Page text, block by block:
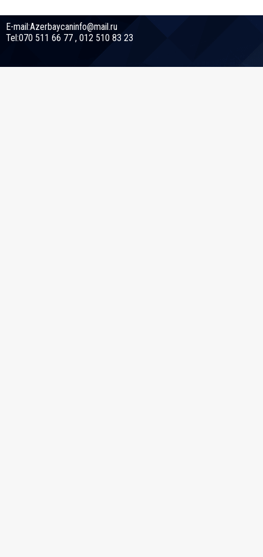
E-mail:Azerbaycaninfo@mail.ru
Tel:070 511 66 77 , 012 510 83 23